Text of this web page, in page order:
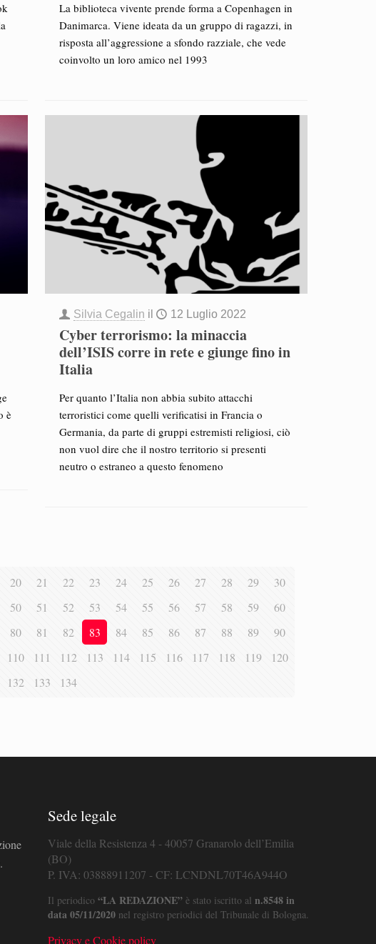
La biblioteca vivente prende forma a Copenhagen in
Danimarca. Viene ideata da un gruppo di ragazzi, in
risposta all’aggressione a sfondo razziale, che vede
coinvolto un loro amico nel 1993
è
Silvia Cegalin il 12 Luglio 2022
Cyber terrorismo: la minaccia
dell’ISIS corre in rete e giunge fino in
Italia
Per quanto l’Italia non abbia subito attacchi
terroristici come quelli verificatisi in Francia o
Germania, da parte di gruppi estremisti religiosi, ciò
non vuol dire che il nostro territorio si presenti
neutro o estraneo a questo fenomeno
20 21 22 23 24 25 26 27 28 29
30
50 51 52 53 54 55 56 57 58 59
60
80 81 82 83 84 85 86 87 88 89
90
110 111 112 113 114 115 116 117 118 119
120
132 133 134
Sede legale
Viale della Resistenza 4 - 40057 Granarolo dell’Emilia
(BO)
P. IVA: 03888911207 - CF: LCNDNL70T46A944O
Il periodico “LA REDAZIONE”è stato iscritto al n.8548 in
data 05/11/2020nel registro periodici del Tribunale di Bologna.
Privacy e Cookie policy